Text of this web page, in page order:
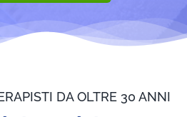
DA OLTRE 30 ANNI